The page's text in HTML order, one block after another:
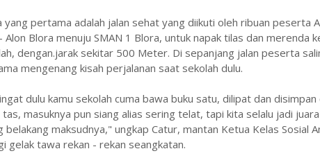
yang pertama adalah jalan sehat yang diikuti oleh ribuan peserta
Alon Blora menuju SMAN 1 Blora, untuk napak tilas dan merenda
dengan.jarak sekitar 500 Meter. Di sepanjang jalan peserta
mengenang kisah perjalanan saat sekolah dulu.
dulu kamu sekolah cuma bawa buku satu, dilipat dan
tas, masuknya pun siang alias sering telat, tapi kita selalu jadi
belakang maksudnya," ungkap Catur, mantan Ketua Kelas Sosial
gelak tawa rekan - rekan seangkatan.